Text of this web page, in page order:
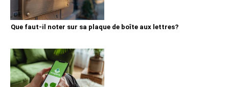
Que faut-il noter sur sa plaque de boîte aux lettres?